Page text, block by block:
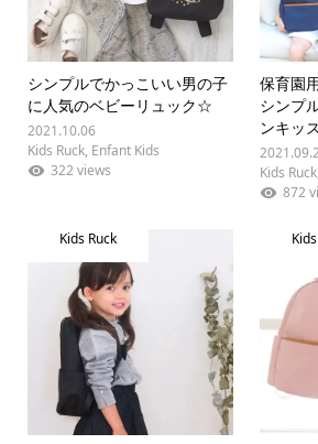
シンプルでかっこいい男の子
に人気のベビーリュック☆
2021.10.06
Kids Ruck, Enfant Kids
322 views
保育園
シンプ
ンキッ
Kids Ruck
872
Kids Ruck